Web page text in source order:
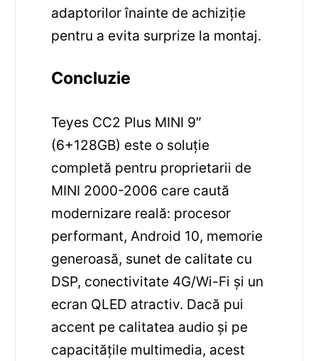
adaptorilor înainte de achiziție
pentru a evita surprize la montaj.
Concluzie
Teyes CC2 Plus MINI 9″
(6+128GB) este o soluție
completă pentru proprietarii de
MINI 2000-2006 care caută
modernizare reală: procesor
performant, Android 10, memorie
generoasă, sunet de calitate cu
DSP, conectivitate 4G/Wi-Fi și un
ecran QLED atractiv. Dacă pui
accent pe calitatea audio și pe
capacitățile multimedia, acest